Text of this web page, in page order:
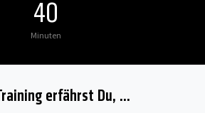
40
Minuten
erfährst Du, ...